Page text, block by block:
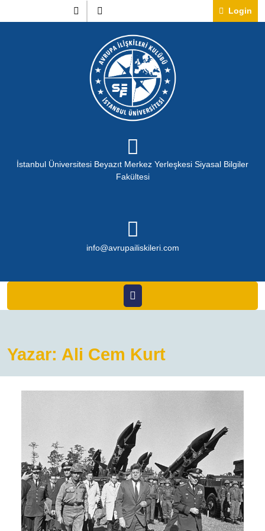
to
Instagram Login
İstanbul Üniversitesi Beyazıt Merkez Yerleşkesi Siyasal Bilgiler
Fakültesi
info@avrupailiskileri.com
Yazar: Ali Cem Kurt